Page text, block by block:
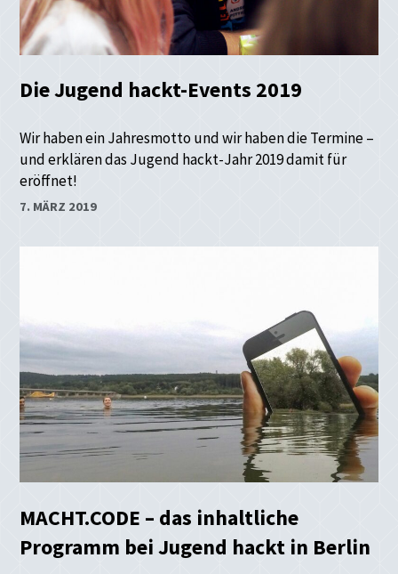
Die Jugend hackt-Events 2019
Wir haben ein Jahresmotto und wir haben die Termine –
und erklären das Jugend hackt-Jahr 2019 damit für
eröffnet!
7. MÄRZ 2019
MACHT.CODE – das inhaltliche
Programm bei Jugend hackt in Berlin